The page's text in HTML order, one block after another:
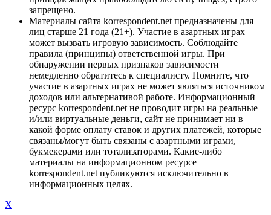
запрещено.
Материалы сайта korrespondent.net предназначены для
лиц старше 21 года (21+). Участие в азартных играх
может вызвать игровую зависимость. Соблюдайте
правила (принципы) ответственной игры. При
обнаружении первых признаков зависимости
немедленно обратитесь к специалисту. Помните, что
участие в азартных играх не может являться источником
доходов или альтернативой работе. Информационный
ресурс korrespondent.net не проводит игры на реальные
и/или виртуальные деньги, сайт не принимает ни в
какой форме оплату ставок и других платежей, которые
связаны/могут быть связаны с азартными играми,
букмекерами или тотализаторами. Какие-либо
материалы на информационном ресурсе
korrespondent.net публикуются исключительно в
информационных целях.
X